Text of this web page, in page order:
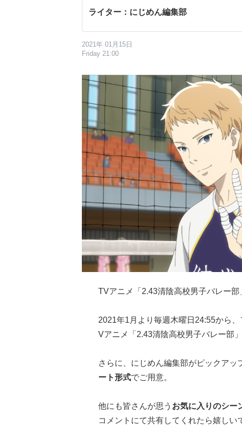
ライター：にじめん編集部
2021年 01月15日
Friday 21:00
TVアニメ「2.43清陰高校男子バレー
2021年1月より毎週木曜日24:55から
Vアニメ「2.43清陰高校男子バレー部
さらに、にじめん編集部がピックアッ
ート形式でご用意。
他にも皆さんが思う お気に入りのシー
コメントにて共有してくれたら嬉しい